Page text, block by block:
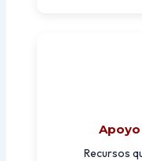
Recursos